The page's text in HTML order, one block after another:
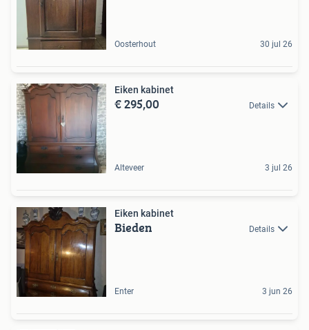
Oosterhout 30 jul 26
Eiken kabinet
€ 295,00 Details
Alteveer 3 jul 26
Eiken kabinet
Bieden Details
Enter 3 jun 26